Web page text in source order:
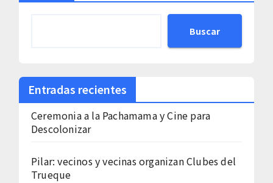
Buscar
Entradas recientes
Ceremonia a la Pachamama y Cine para
Descolonizar
Pilar: vecinos y vecinas organizan Clubes del
Trueque